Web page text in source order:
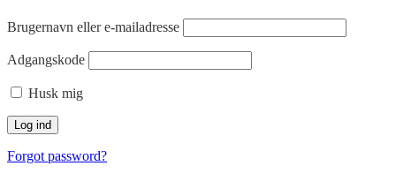
Brugernavn eller e-mailadresse
Adgangskode
Husk mig
Forgot password?